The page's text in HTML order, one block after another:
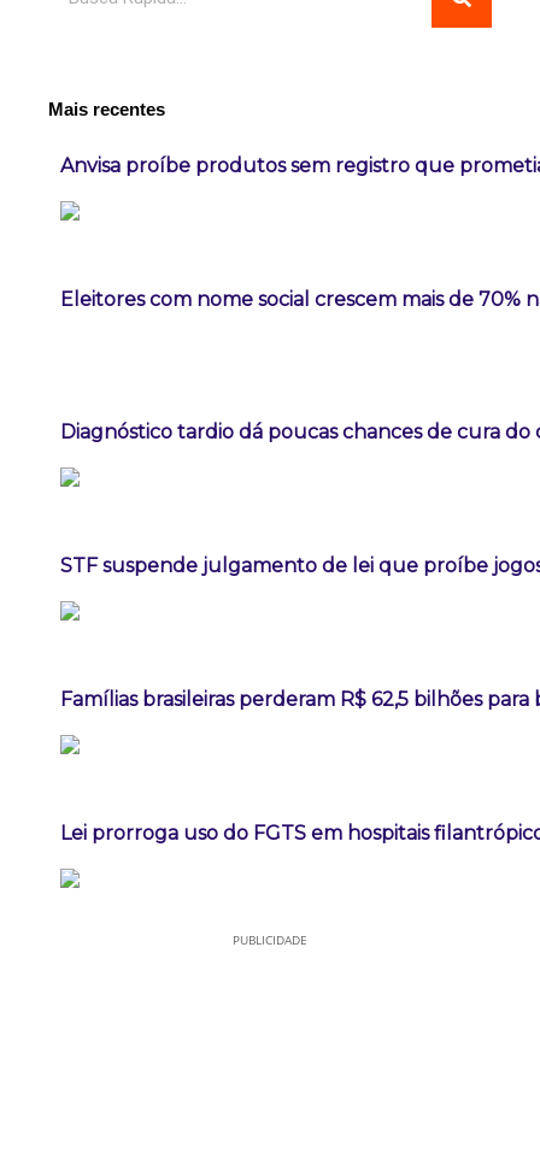
Mais recentes
Anvisa proíbe produtos sem registro que
Eleitores com nome social crescem mais de 70%
Diagnóstico tardio dá poucas chances de cura
STF suspende julgamento de lei que proíbe
Famílias brasileiras perderam R$ 62,5 bilhões
Lei prorroga uso do FGTS em hospitais
PUBLICIDADE